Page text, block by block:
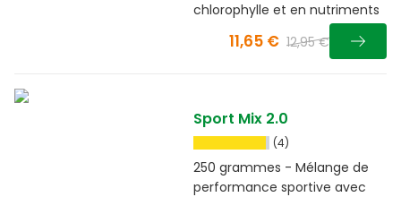
chlorophylle et en nutriments
11,65 € 12,95 €
Sport Mix 2.0
(4)
250 grammes - Mélange de
performance sportive avec